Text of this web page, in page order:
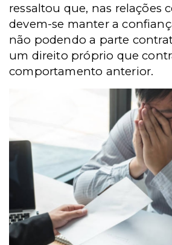
ressaltou que, nas relações
devem-se manter a
não podendo a parte
um direito próprio que
comportamento anterior.